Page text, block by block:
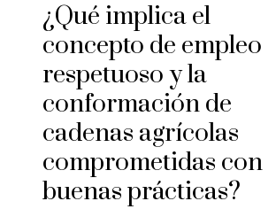
¿Qué implica el
concepto de empleo
respetuoso y la
conformación de
cadenas agrícolas
comprometidas con
buenas prácticas?